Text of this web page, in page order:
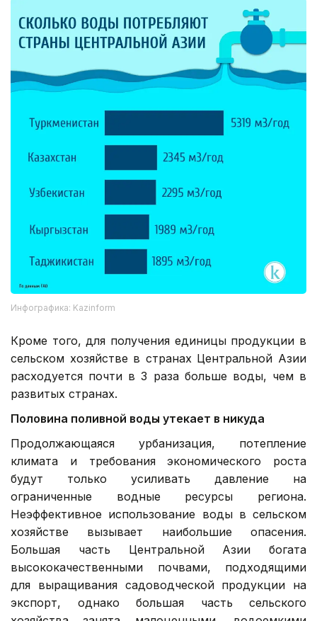
Инфографика: Kazinform
Кроме того, для получения единицы продукции в
сельском хозяйстве в странах Центральной Азии
расходуется почти в 3 раза больше воды, чем в
развитых странах.
Половина поливной воды утекает в никуда
Продолжающаяся урбанизация, потепление
климата и требования экономического роста
будут только усиливать давление на
ограниченные водные ресурсы региона.
Неэффективное использование воды в сельском
хозяйстве вызывает наибольшие опасения.
Большая часть Центральной Азии богата
высококачественными почвами, подходящими
для выращивания садоводческой продукции на
экспорт, однако большая часть сельского